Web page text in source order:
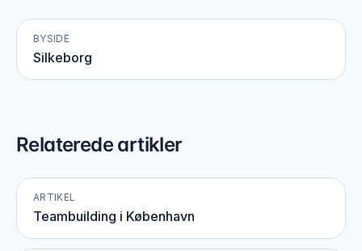
BYSIDE
Silkeborg
Relaterede artikler
ARTIKEL
Teambuilding i København